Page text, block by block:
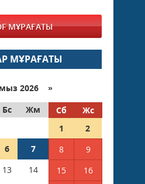
МҰРАҒАТЫ
МҰРАҒАТЫ
2026 »
Бс Жм Сб
Жс
1
2
6 7 8
9
13 14 15
16